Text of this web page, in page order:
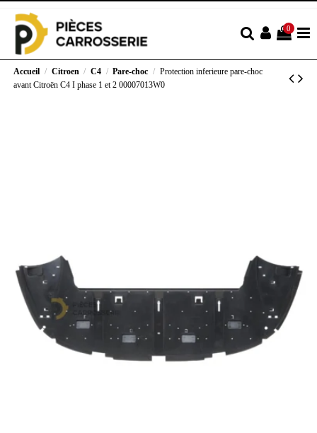
0
Accueil Citroen C4 Pare-choc
Protection inferieure pare-choc
avant Citroën C4 I phase 1 et 2 00007013W0